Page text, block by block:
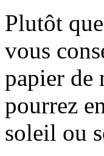
Plutôt
vous
papier de
pourrez
soleil ou